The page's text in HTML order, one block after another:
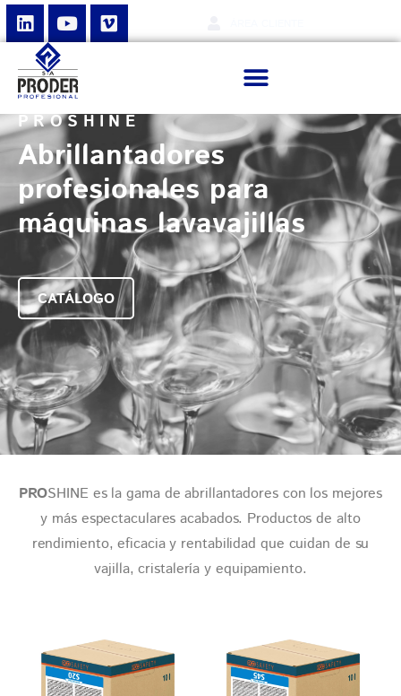
PROSHINE
Abrillantadores
profesionales para
máquinas lavavajillas
CATÁLOGO
PROSHINE es la gama de abrillantadores con los mejores
y más espectaculares acabados. Productos de alto
rendimiento, eficacia y rentabilidad que cuidan de su
vajilla, cristalería y equipamiento.